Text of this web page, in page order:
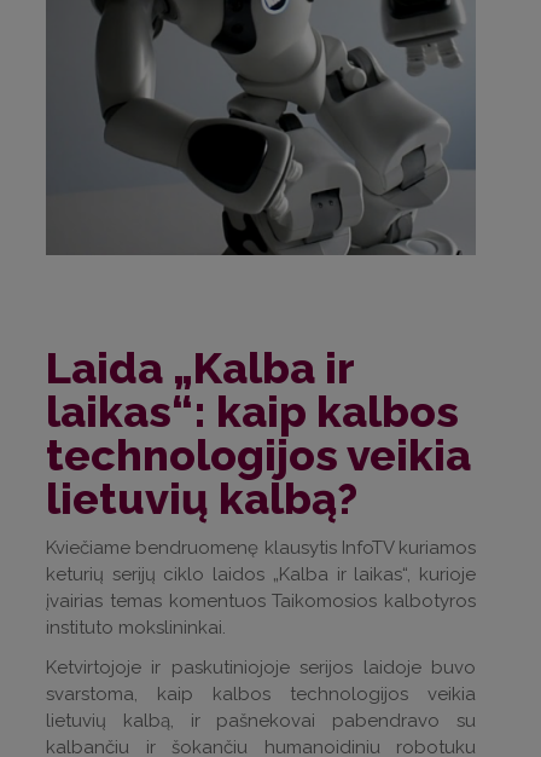
Laida „Kalba ir
laikas“: kaip kalbos
technologijos veikia
lietuvių kalbą?
Kviečiame bendruomenę klausytis InfoTV kuriamos
keturių serijų ciklo laidos „Kalba ir laikas“, kurioje
įvairias temas komentuos Taikomosios kalbotyros
instituto mokslininkai.
Ketvirtojoje ir paskutiniojoje serijos laidoje buvo
svarstoma, kaip kalbos technologijos veikia
lietuvių kalbą, ir pašnekovai pabendravo su
kalbančiu ir šokančiu humanoidiniu robotuku